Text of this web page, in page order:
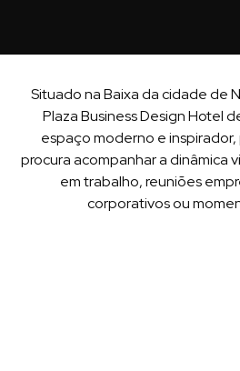
Situado na Baixa da cidade de
Plaza Business Design Hotel
espaço moderno e
procura acompanhar a dinâmica
em trabalho, reuniões
corporativos ou